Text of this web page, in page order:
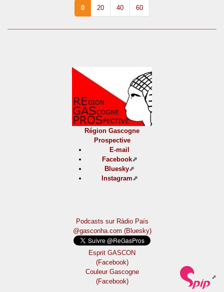
0 20 40 60
Région Gascogne
Prospective
E-mail
Facebook
Bluesky
Instagram
Podcasts sur Ràdio País
@gasconha.com (Bluesky)
Esprit GASCON
(Facebook)
Couleur Gascogne
(Facebook)